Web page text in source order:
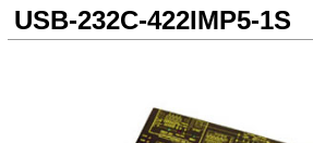
各種ダウンロード
会社情報
USB-232C-422IMP5-1S